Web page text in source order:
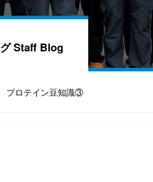
プロテイン豆知識③